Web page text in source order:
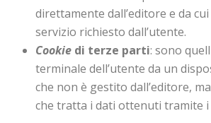
direttamente dall’editore e da
servizio richiesto dall’utente.
Cookie di terze parti: sono
terminale dell’utente da un
che non è gestito dall’editore,
che tratta i dati ottenuti tramite i